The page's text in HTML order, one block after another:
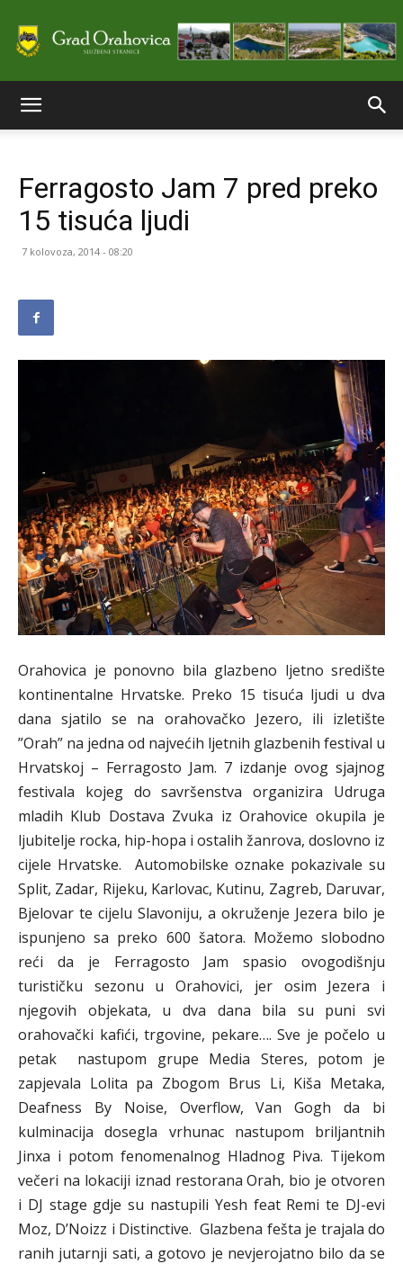
stranice
Ferragosto Jam 7 pred preko
15 tisuća ljudi
7 kolovoza, 2014 - 08:20
Orahovica je ponovno bila glazbeno ljetno središte
kontinentalne Hrvatske. Preko 15 tisuća ljudi u dva
dana sjatilo se na orahovačko Jezero, ili izletište
”Orah” na jedna od najvećih ljetnih glazbenih festival u
Hrvatskoj – Ferragosto Jam. 7 izdanje ovog sjajnog
festivala kojeg do savršenstva organizira Udruga
mladih Klub Dostava Zvuka iz Orahovice okupila je
ljubitelje rocka, hip-hopa i ostalih žanrova, doslovno iz
cijele Hrvatske. Automobilske oznake pokazivale su
Split, Zadar, Rijeku, Karlovac, Kutinu, Zagreb, Daruvar,
Bjelovar te cijelu Slavoniju, a okruženje Jezera bilo je
ispunjeno sa preko 600 šatora. Možemo slobodno
reći da je Ferragosto Jam spasio ovogodišnju
turističku sezonu u Orahovici, jer osim Jezera i
njegovih objekata, u dva dana bila su puni svi
orahovački kafići, trgovine, pekare…. Sve je počelo u
petak nastupom grupe Media Steres, potom je
zapjevala Lolita pa Zbogom Brus Li, Kiša Metaka,
Deafness By Noise, Overflow, Van Gogh da bi
kulminacija dosegla vrhunac nastupom briljantnih
Jinxa i potom fenomenalnog Hladnog Piva. Tijekom
večeri na lokaciji iznad restorana Orah, bio je otvoren
i DJ stage gdje su nastupili Yesh feat Remi te DJ-evi
Moz, D’Noizz i Distinctive. Glazbena fešta je trajala do
ranih jutarnji sati, a gotovo je nevjerojatno bilo da se